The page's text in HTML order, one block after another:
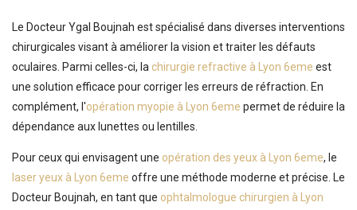
Le Docteur Ygal Boujnah est spécialisé dans diverses interventions
chirurgicales visant à améliorer la vision et traiter les défauts
oculaires. Parmi celles-ci, la chirurgie refractive à Lyon 6eme est
une solution efficace pour corriger les erreurs de réfraction. En
complément, l'opération myopie à Lyon 6eme permet de réduire la
dépendance aux lunettes ou lentilles.
Pour ceux qui envisagent une opération des yeux à Lyon 6eme, le
laser yeux à Lyon 6eme offre une méthode moderne et précise. Le
Docteur Boujnah, en tant que ophtalmologue chirurgien à Lyon